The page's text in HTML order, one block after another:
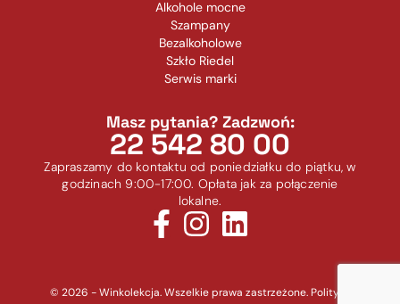
Alkohole mocne
Szampany
Bezalkoholowe
Szkło Riedel
Serwis marki
Masz pytania? Zadzwoń:
22 542 80 00
Zapraszamy do kontaktu od poniedziałku do piątku, w
godzinach 9:00-17:00. Opłata jak za połączenie
lokalne.
© 2026 - Winkolekcja. Wszelkie prawa zastrzeżone. Polityka